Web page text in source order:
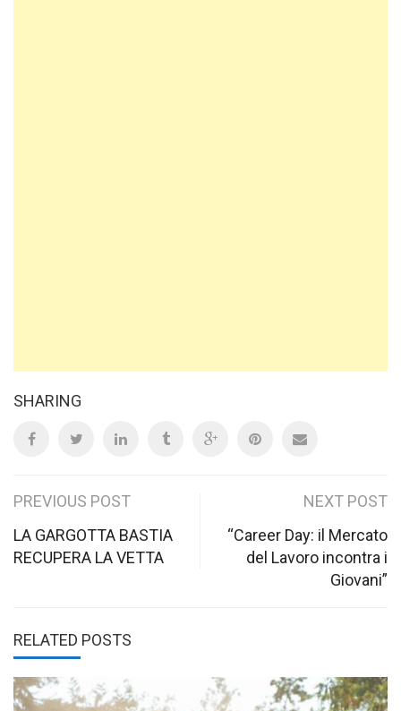
SHARING
Post
navigation
PREVIOUS POST
LA GARGOTTA BASTIA
RECUPERA LA VETTA
NEXT POST
“Career Day: il Mercato
del Lavoro incontra i
Giovani”
RELATED POSTS